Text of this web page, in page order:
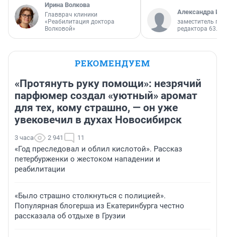
Ирина Волкова
Главврач клиники
«Реабилитация доктора
Волковой»
Александра
заместитель
редактора 63.RU
РЕКОМЕНДУЕМ
«Протянуть руку помощи»: незрячий
парфюмер создал «уютный» аромат
для тех, кому страшно, — он уже
увековечил в духах Новосибирск
3 часа 2 941 11
«Год преследовал и облил кислотой». Рассказ
петербурженки о жестоком нападении и
реабилитации
«Было страшно столкнуться с полицией».
Популярная блогерша из Екатеринбурга честно
рассказала об отдыхе в Грузии